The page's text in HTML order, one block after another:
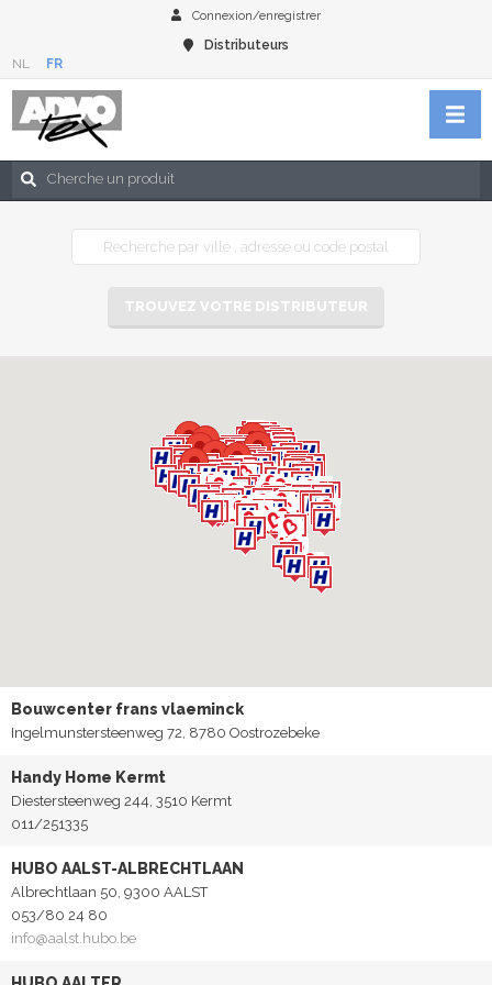
Connexion/enregistrer
Distributeurs
NL
FR
TROUVEZ VOTRE DISTRIBUTEUR
Bouwcenter frans vlaeminck
Ingelmunstersteenweg 72, 8780 Oostrozebeke
Handy Home Kermt
Diestersteenweg 244, 3510 Kermt
011/251335
HUBO AALST-ALBRECHTLAAN
Albrechtlaan 50, 9300 AALST
053/80 24 80
info@aalst.hubo.be